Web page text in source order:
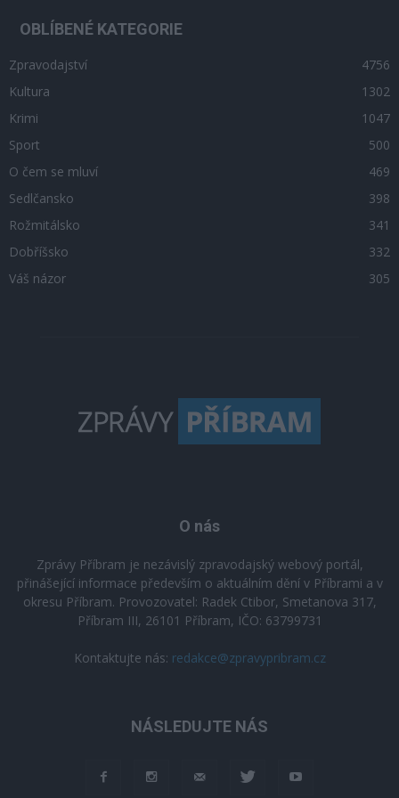
OBLÍBENÉ KATEGORIE
Zpravodajství
4756
Kultura
1302
Krimi
1047
Sport
500
O čem se mluví
469
Sedlčansko
398
Rožmitálsko
341
Dobříšsko
332
Váš názor
305
O nás
Zprávy Příbram je nezávislý zpravodajský webový portál,
přinášející informace především o aktuálním dění v Příbrami a v
okresu Příbram. Provozovatel: Radek Ctibor, Smetanova 317,
Příbram III, 26101 Příbram, IČO: 63799731
Kontaktujte nás: redakce@zpravypribram.cz
NÁSLEDUJTE NÁS